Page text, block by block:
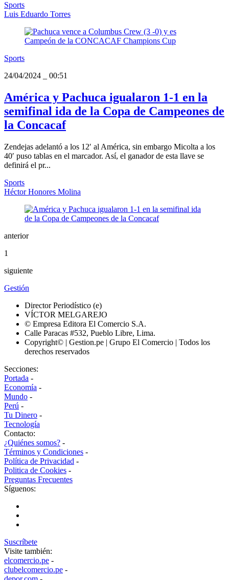
Sports
Luis Eduardo Torres
Sports
24/04/2024
00:51
América y Pachuca igualaron 1-1 en la
semifinal ida de la Copa de Campeones de
la Concacaf
Zendejas adelantó a los 12′ al América, sin embargo Micolta a los
40′ puso tablas en el marcador. Así, el ganador de esta llave se
definirá el pr...
Sports
Héctor Honores Molina
anterior
1
siguiente
Gestión
Director Periodístico (e)
VÍCTOR MELGAREJO
© Empresa Editora El Comercio S.A.
Calle Paracas #532, Pueblo Libre, Lima.
Copyright© | Gestion.pe | Grupo El Comercio | Todos los
derechos reservados
Secciones:
Portada -
Economía -
Mundo -
Perú -
Tu Dinero -
Tecnología
Contacto:
¿Quiénes somos? -
Términos y Condiciones -
Política de Privacidad -
Politica de Cookies -
Preguntas Frecuentes
Síguenos:
Suscríbete
Visite también:
elcomercio.pe -
clubelcomercio.pe -